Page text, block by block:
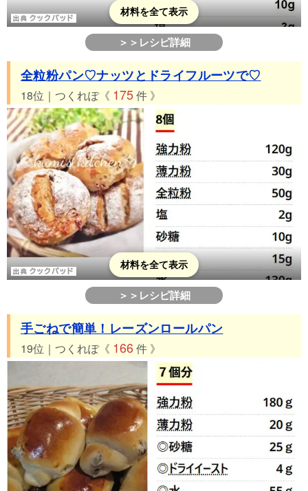
材料を全て表示
＞＞レシピ詳細
全粒粉パン♡ナッツとドライフルーツで♡
18位｜つくれぽ《 175件 》
材料を全て表示
＞＞レシピ詳細
手ごねで簡単！レーズンロールパン
19位｜つくれぽ《 166件 》